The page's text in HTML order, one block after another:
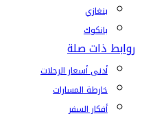
بنغازي
بانكوك
روابط ذات صلة
أدنى أسعار الرحلات
خارطة المسارات
أفكار السفر